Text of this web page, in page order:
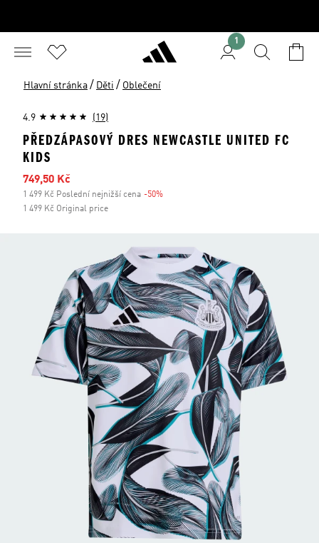
1
Hlavní stránka / Děti / Oblečení
4.9 (19)
PŘEDZÁPASOVÝ DRES NEWCASTLE UNITED FC
KIDS
Zlevněná cena
749,50 Kč
1 499 Kč Poslední nejnižší cena -50%
1 499 Kč Original price